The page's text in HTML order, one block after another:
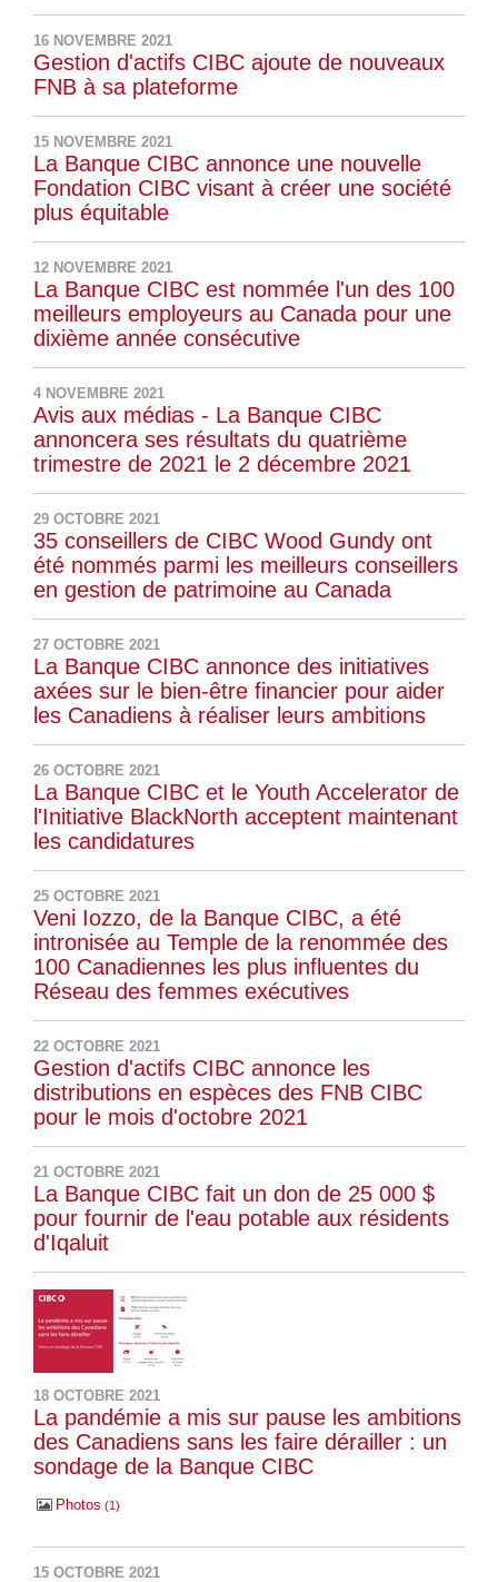
16 NOVEMBRE 2021
Gestion d'actifs CIBC ajoute de nouveaux
FNB à sa plateforme
15 NOVEMBRE 2021
La Banque CIBC annonce une nouvelle
Fondation CIBC visant à créer une société
plus équitable
12 NOVEMBRE 2021
La Banque CIBC est nommée l'un des 100
meilleurs employeurs au Canada pour une
dixième année consécutive
4 NOVEMBRE 2021
Avis aux médias - La Banque CIBC
annoncera ses résultats du quatrième
trimestre de 2021 le 2 décembre 2021
29 OCTOBRE 2021
35 conseillers de CIBC Wood Gundy ont
été nommés parmi les meilleurs conseillers
en gestion de patrimoine au Canada
27 OCTOBRE 2021
La Banque CIBC annonce des initiatives
axées sur le bien-être financier pour aider
les Canadiens à réaliser leurs ambitions
26 OCTOBRE 2021
La Banque CIBC et le Youth Accelerator de
l'Initiative BlackNorth acceptent maintenant
les candidatures
25 OCTOBRE 2021
Veni Iozzo, de la Banque CIBC, a été
intronisée au Temple de la renommée des
100 Canadiennes les plus influentes du
Réseau des femmes exécutives
22 OCTOBRE 2021
Gestion d'actifs CIBC annonce les
distributions en espèces des FNB CIBC
pour le mois d'octobre 2021
21 OCTOBRE 2021
La Banque CIBC fait un don de 25 000 $
pour fournir de l'eau potable aux résidents
d'Iqaluit
18 OCTOBRE 2021
La pandémie a mis sur pause les ambitions
des Canadiens sans les faire dérailler : un
sondage de la Banque CIBC
Photos 1
15 OCTOBRE 2021